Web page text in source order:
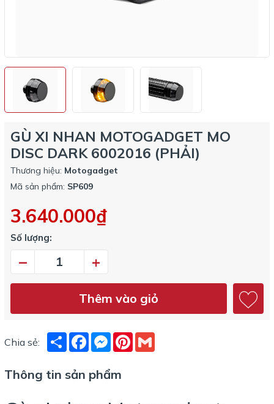
GÙ XI NHAN MOTOGADGET MO
DISC DARK 6002016 (PHẢI)
Thương hiệu: Motogadget
Mã sản phẩm: SP609
3.640.000₫
Số lượng:
– +
Thêm vào giỏ
Chia sẻ: ShareFacebookMessenger
Pinterest
Thông tin sản phẩm